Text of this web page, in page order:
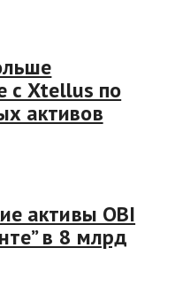
с Xtellus по
активов
активы OBI
в 8 млрд